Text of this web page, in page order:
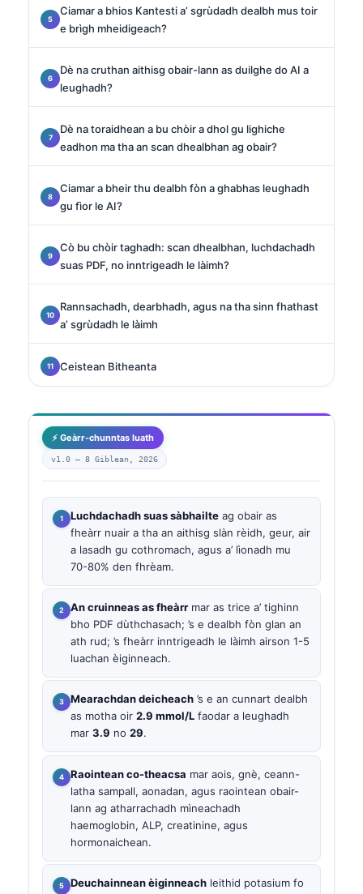
Ciamar a bhios Kantesti a’ sgrùdadh dealbh mus toir
e brìgh mheidigeach?
Dè na cruthan aithisg obair-lann as duilghe do AI a
leughadh?
Dè na toraidhean a bu chòir a dhol gu lighiche
eadhon ma tha an scan dhealbhan ag obair?
Ciamar a bheir thu dealbh fòn a ghabhas leughadh
gu fìor le AI?
Cò bu chòir taghadh: scan dhealbhan, luchdachadh
suas PDF, no inntrigeadh le làimh?
Rannsachadh, dearbhadh, agus na tha sinn fhathast
a’ sgrùdadh le làimh
Ceistean Bitheanta
⚡ Geàrr-chunntas luath
v1.0 — 8 Giblean, 2026
Luchdachadh suas sàbhailte ag obair as
fheàrr nuair a tha an aithisg slàn rèidh, geur, air
a lasadh gu cothromach, agus a’ lìonadh mu
70-80% den fhrèam.
An cruinneas as fheàrr mar as trice a’ tighinn
bho PDF dùthchasach; ’s e dealbh fòn glan an
ath rud; ’s fheàrr inntrigeadh le làimh airson 1-5
luachan èiginneach.
Mearachdan deicheach ’s e an cunnart dealbh
as motha oir 2.9 mmol/L faodar a leughadh
mar 3.9 no 29.
Raointean co-theacsa mar aois, gnè, ceann-
latha sampall, aonadan, agus raointean obair-
lann ag atharrachadh mìneachadh
haemoglobin, ALP, creatinine, agus
hormonaichean.
Deuchainnean èiginneach leithid potasium fo